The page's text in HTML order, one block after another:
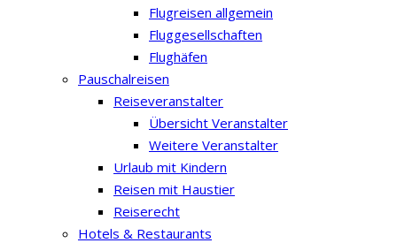
Flugreisen allgemein
Fluggesellschaften
Flughäfen
Pauschalreisen
Reiseveranstalter
Übersicht Veranstalter
Weitere Veranstalter
Urlaub mit Kindern
Reisen mit Haustier
Reiserecht
Hotels & Restaurants